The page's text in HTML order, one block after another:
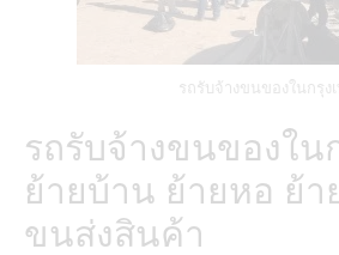
รถรับจ้างขนของในกรุง
รถรับจ้างขนของใน
ย้ายบ้าน ย้ายหอ ย้า
ขนส่งสินค้า